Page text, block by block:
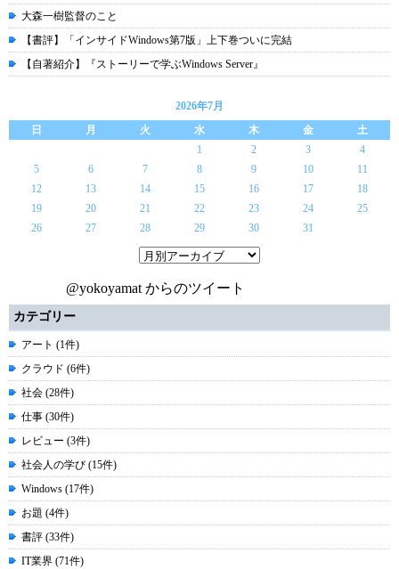
大森一樹監督のこと
【書評】「インサイドWindows第7版」上下巻ついに完結
【自著紹介】『ストーリーで学ぶWindows Server』
2026年7月
日
月 火 水 木 金
土
1
2 3
4
5
6 7 8 9 10
11
12
13 14 15 16 17
18
19
20 21 22 23 24
25
26
27 28 29 30 31
@yokoyamat からのツイート
カテゴリー
アート (1件)
クラウド (6件)
社会 (28件)
仕事 (30件)
レビュー (3件)
社会人の学び (15件)
Windows (17件)
お題 (4件)
書評 (33件)
IT業界 (71件)